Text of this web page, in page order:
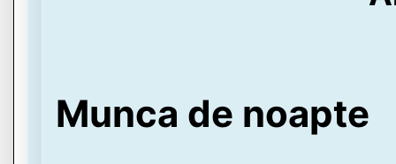
Munca de noapte